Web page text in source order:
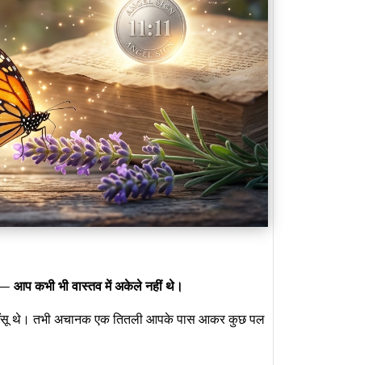
— आप कभी भी वास्तव में अकेले नहीं थे।
थे। तभी अचानक एक तितली आपके पास आकर कुछ पल